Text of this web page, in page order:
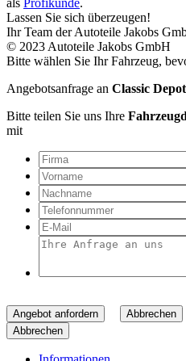
Lassen Sie sich überzeugen!
Ihr Team der Autoteile Jakobs
© 2023 Autoteile Jakobs GmbH
Bitte wählen Sie Ihr Fahrzeug,
Angebotsanfrage an Classic
Bitte teilen Sie uns Ihre
mit
Angebot anfordern
Abbrechen
Abbrechen